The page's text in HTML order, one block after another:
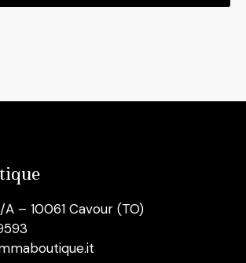
A – 10061 Cavour (TO)